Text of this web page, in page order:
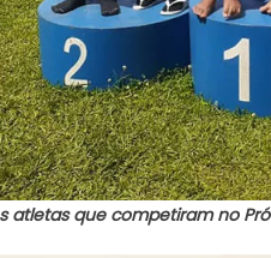
atletas que competiram no